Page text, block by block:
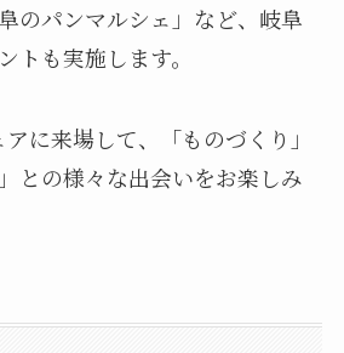
のパンマルシェ」など、岐阜
トも実施します。
に来場して、「ものづくり」
との様々な出会いをお楽しみ